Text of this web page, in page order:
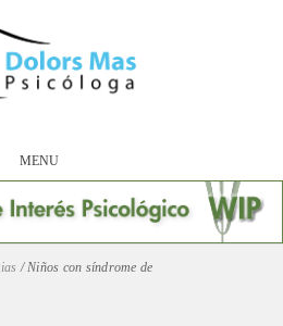
MENU
/Niños con síndrome de